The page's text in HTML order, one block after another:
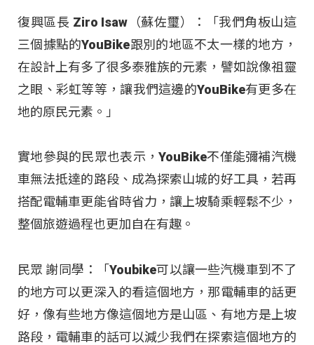
復興區長 Ziro Isaw（蘇佐璽）：「我們角板山這
三個據點的YouBike跟別的地區不太一樣的地方，
在設計上有多了很多泰雅族的元素，譬如說像祖靈
之眼、彩虹等等，讓我們這邊的YouBike有更多在
地的原民元素。」
實地參與的民眾也表示，YouBike不僅能彌補汽機
車無法抵達的路段、成為探索山城的好工具，若再
搭配電輔車更能省時省力，讓上坡騎乘輕鬆不少，
整個旅遊過程也更加自在有趣。
民眾 謝同學：「Youbike可以讓一些汽機車到不了
的地方可以更深入的看這個地方，那電輔車的話更
好，像有些地方像這個地方是山區、有地方是上坡
路段，電輔車的話可以減少我們在探索這個地方的